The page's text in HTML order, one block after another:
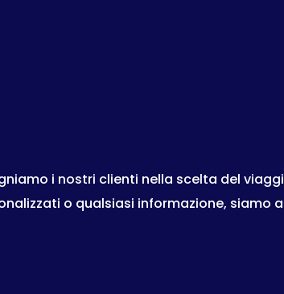
i nostri clienti nella scelta del
o qualsiasi informazione, siamo